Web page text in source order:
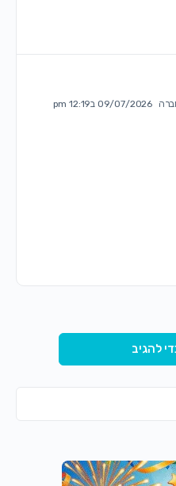
09/07/2026 ב12:19 pm
להגיב